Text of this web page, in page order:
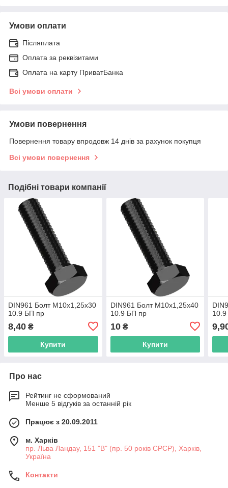
Умови оплати
Післяплата
Оплата за реквізитами
Оплата на карту ПриватБанка
Всі умови оплати
Умови повернення
Повернення товару впродовж 14 днів за рахунок покупця
Всі умови повернення
Подібні товари компанії
DIN961 Болт М10х1,25х30
10.9 БП пр
8,40 ₴
Купити
DIN961 Болт М10х1,25х40
10.9 БП пр
10₴
Купити
Про нас
Рейтинг не сформований
Менше 5 відгуків за останній рік
Працює з 20.09.2011
м. Харків
пр. Льва Ландау, 151 "В" (пр. 50 років СРСР), Харків,
Україна
Контакти